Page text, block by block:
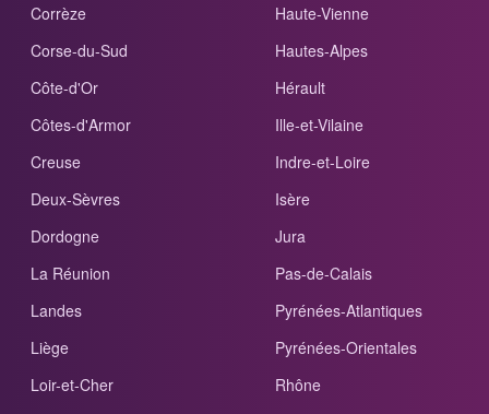
Corrèze
Corse-du-Sud
Côte-d'Or
Côtes-d'Armor
Creuse
Deux-Sèvres
Dordogne
Haute-Vienne
Hautes-Alpes
Hérault
Ille-et-Vilaine
Indre-et-Loire
Isère
Jura
La Réunion
Landes
Liège
Loir-et-Cher
Pas-de-Calais
Pyrénées-Atlantiques
Pyrénées-Orientales
Rhône